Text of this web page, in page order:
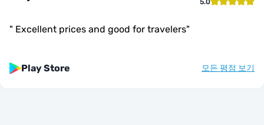
5.0
" Excellent prices and good for travelers"
Play Store 모든 평점 보기